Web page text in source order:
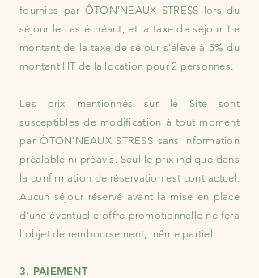
fournies par ÔTON’NEAUX STRESS lors du
séjour le cas échéant, et la taxe de séjour. Le
montant de la taxe de séjour s’élève à 5% du
montant HT de la location pour 2 personnes.
Les prix mentionnés sur le Site sont
susceptibles de modification à tout moment
par ÔTON’NEAUX STRESS sans information
préalable ni préavis. Seul le prix indiqué dans
la confirmation de réservation est contractuel.
Aucun séjour réservé avant la mise en place
d’une éventuelle offre promotionnelle ne fera
l’objet de remboursement, même partiel.
3. PAIEMENT